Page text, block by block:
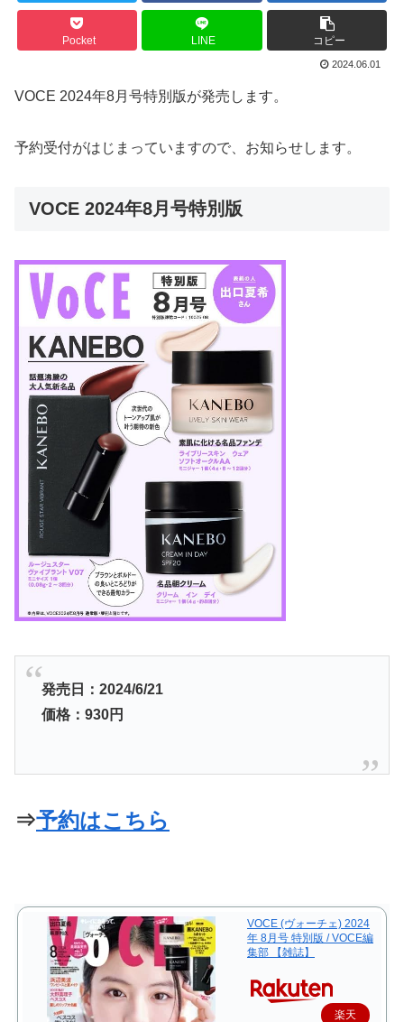
Pocket LINE コピー
2024.06.01
VOCE 2024年8月号特別版が発売します。
予約受付がはじまっていますので、お知らせします。
VOCE 2024年8月号特別版
発売日：2024/6/21
価格：930円
⇒予約はこちら
VOCE (ヴォーチェ) 2024
年 8月号 特別版 / VOCE編
集部 【雑誌】
楽天